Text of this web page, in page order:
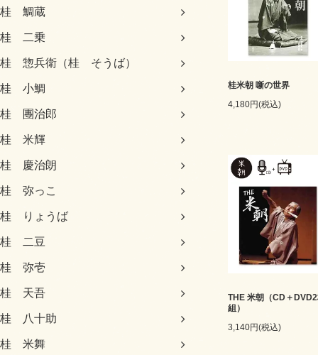
桂 鯛蔵
桂 二乗
桂 惣兵衛（桂 そうば）
桂 小鯛
桂 團治郎
桂 米輝
桂 慶治朗
桂 弥っこ
桂 りょうば
桂 二豆
桂 弥壱
桂 天吾
桂 八十助
桂 米舞
桂米朝 噺の世界
4,180円(税込)
THE 米朝（CD＋
組）
3,140円(税込)